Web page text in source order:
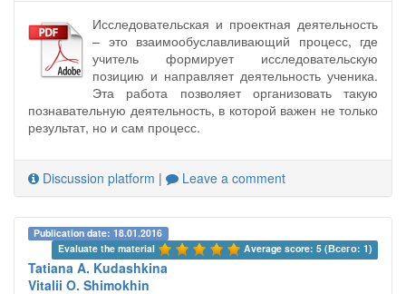
Исследовательская и проектная деятельность
– это взаимообуславливающий процесс, где
учитель формирует исследовательскую
позицию и направляет деятельность ученика.
Эта работа позволяет организовать такую
познавательную деятельность, в которой важен не только
результат, но и сам процесс.
Discussion platform | Leave a comment
Publication date: 18.01.2016
Evaluate the material
Average score: 5 (Всего: 1)
Tatiana A. Kudashkina
Vitalii O. Shimokhin